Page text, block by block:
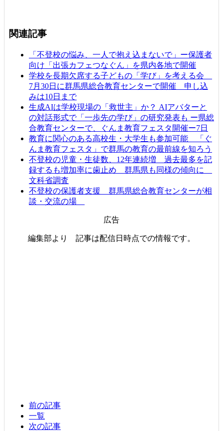
関連記事
「不登校の悩み、一人で抱え込まないで」ー保護者
向け「出張カフェつなぐん」を県内各地で開催
学校を長期欠席する子どもの「学び」を考える会
7月30日に群馬県総合教育センターで開催 申し込
みは10日まで
生成AIは学校現場の「救世主」か？ AIアバターと
の対話形式で「一歩先の学び」の研究発表も ー県総
合教育センターで、ぐんま教育フェスタ開催ー7日
教育に関心のある高校生・大学生も参加可能 「ぐ
んま教育フェスタ」で群馬の教育の最前線を知ろう
不登校の児童・生徒数、12年連続増 過去最多を記
録するも増加率に歯止め 群馬県も同様の傾向に
文科省調査
不登校の保護者支援 群馬県総合教育センターが相
談・交流の場
広告
編集部より 記事は配信日時点での情報です。
前の記事
一覧
次の記事